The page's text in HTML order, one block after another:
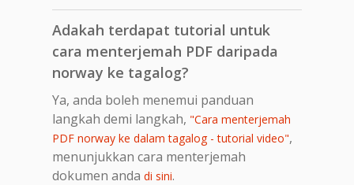
Adakah terdapat tutorial untuk
cara menterjemah PDF daripada
norway ke tagalog?
Ya, anda boleh menemui panduan
langkah demi langkah, "Cara menterjemah
PDF norway ke dalam tagalog - tutorial video",
menunjukkan cara menterjemah
dokumen anda di sini.